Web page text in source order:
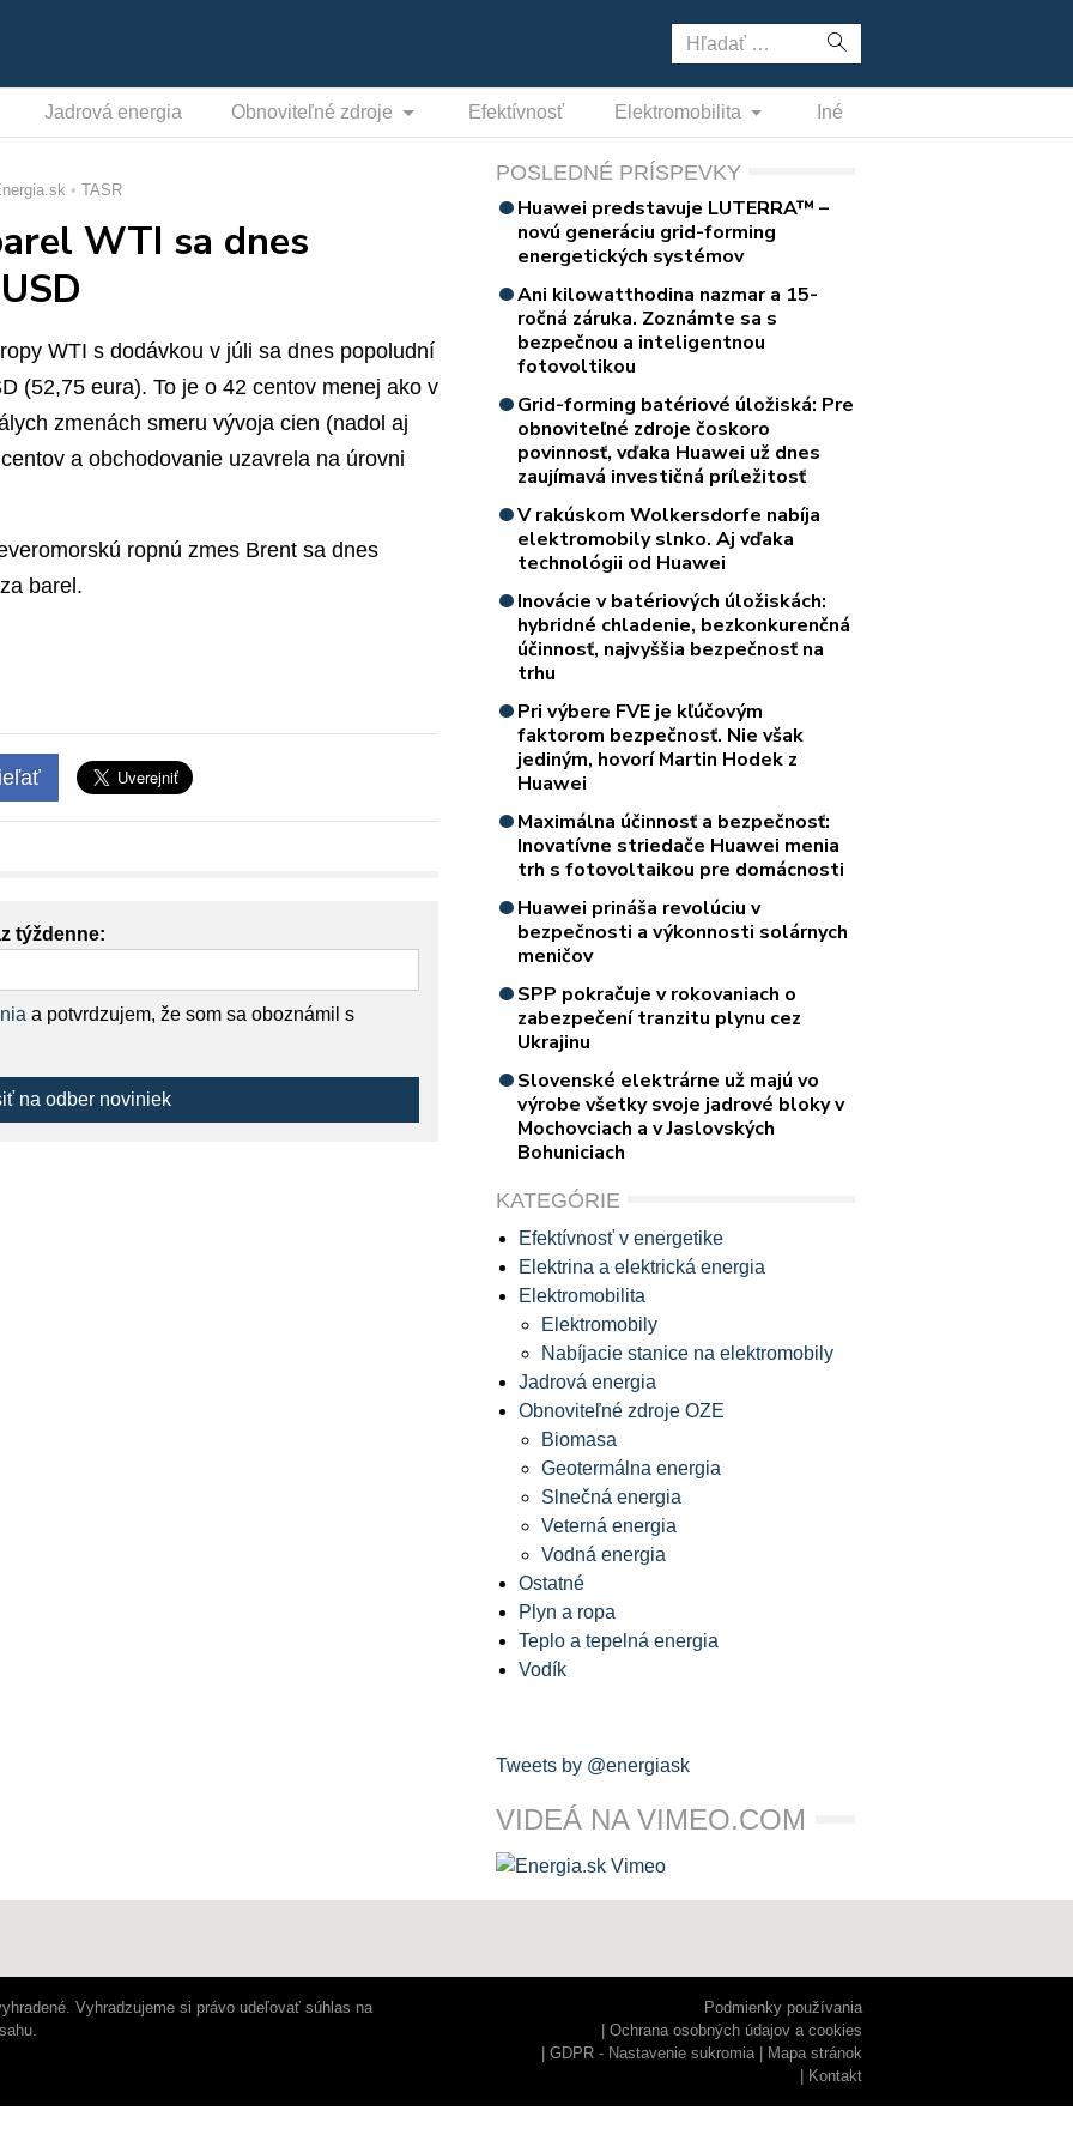
Hľadať:
Jadrová energia Obnoviteľné zdroje Efektívnosť Elektromobilita Iné
TASR
WTI sa dnes
WTI s dodávkou v júli sa dnes popoludní
(52,75 eura). To je o 42 centov menej ako v
zmenách smeru vývoja cien (nadol aj
a obchodovanie uzavrela na úrovni
ropnú zmes Brent sa dnes
barel.
týždenne:
a potvrdzujem, že som sa oboznámil s
na odber noviniek
POSLEDNÉ PRÍSPEVKY
Huawei predstavuje LUTERRA™ –
novú generáciu grid-forming
energetických systémov
Ani kilowatthodina nazmar a 15-
ročná záruka. Zoznámte sa s
bezpečnou a inteligentnou
fotovoltikou
Grid-forming batériové úložiská: Pre
obnoviteľné zdroje čoskoro
povinnosť, vďaka Huawei už dnes
zaujímavá investičná príležitosť
V rakúskom Wolkersdorfe nabíja
elektromobily slnko. Aj vďaka
technológii od Huawei
Inovácie v batériových úložiskách:
hybridné chladenie, bezkonkurenčná
účinnosť, najvyššia bezpečnosť na
trhu
Pri výbere FVE je kľúčovým
faktorom bezpečnosť. Nie však
jediným, hovorí Martin Hodek z
Huawei
Maximálna účinnosť a bezpečnosť:
Inovatívne striedače Huawei menia
trh s fotovoltaikou pre domácnosti
Huawei prináša revolúciu v
bezpečnosti a výkonnosti solárnych
meničov
SPP pokračuje v rokovaniach o
zabezpečení tranzitu plynu cez
Ukrajinu
Slovenské elektrárne už majú vo
výrobe všetky svoje jadrové bloky v
Mochovciach a v Jaslovských
Bohuniciach
KATEGÓRIE
Efektívnosť v energetike
Elektrina a elektrická energia
Elektromobilita
Elektromobily
Nabíjacie stanice na elektromobily
Jadrová energia
Obnoviteľné zdroje OZE
Biomasa
Geotermálna energia
Slnečná energia
Veterná energia
Vodná energia
Ostatné
Plyn a ropa
Teplo a tepelná energia
Vodík
Tweets by @energiask
VIDEÁ NA VIMEO.COM
Vyhradzujeme si právo udeľovať súhlas na
Podmienky používania
Ochrana osobných údajov a cookies
GDPR - Nastavenie sukromia
Mapa stránok
Kontakt